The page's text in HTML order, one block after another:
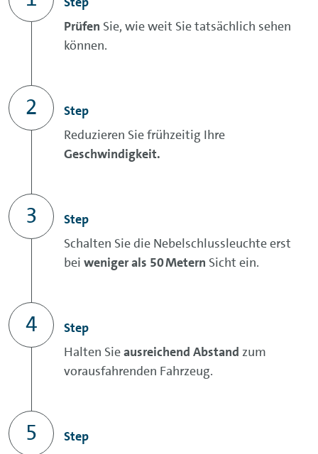
Prüfen Sie, wie weit Sie tatsächlich sehen
können.
Step
Reduzieren Sie frühzeitig Ihre
Geschwindigkeit.
Step
Schalten Sie die Nebelschlussleuchte erst
bei weniger als 50 Metern Sicht ein.
Step
Halten Sieausreichend Abstand zum
vorausfahrenden Fahrzeug.
Step